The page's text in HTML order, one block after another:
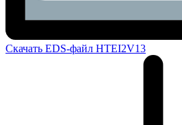
Скачать EDS-файл HTEI2V13